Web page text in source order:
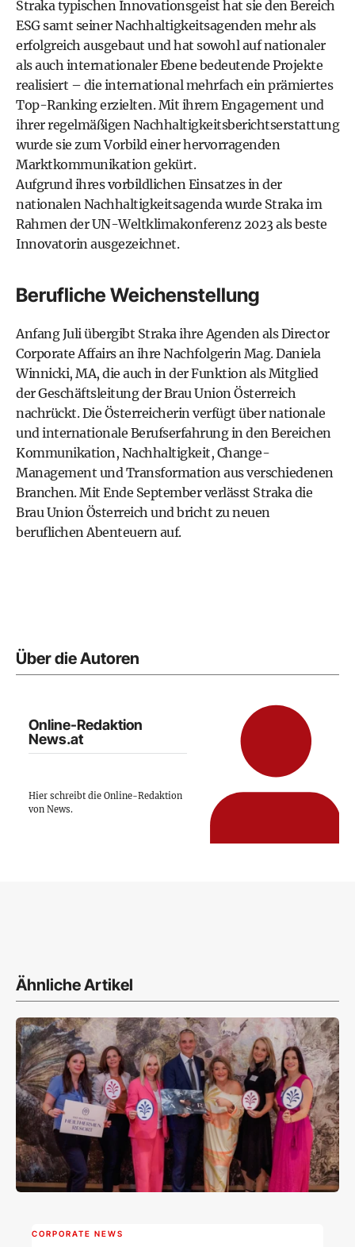
Straka typischen Innovationsgeist hat sie den Bereich
ESG samt seiner Nachhaltigkeitsagenden mehr als
erfolgreich ausgebaut und hat sowohl auf nationaler
als auch internationaler Ebene bedeutende Projekte
realisiert – die international mehrfach ein prämiertes
Top-Ranking erzielten. Mit ihrem Engagement und
ihrer regelmäßigen Nachhaltigkeitsberichtserstattung
wurde sie zum Vorbild einer hervorragenden
Marktkommunikation gekürt.
Aufgrund ihres vorbildlichen Einsatzes in der
nationalen Nachhaltigkeitsagenda wurde Straka im
Rahmen der UN-Weltklimakonferenz 2023 als beste
Innovatorin ausgezeichnet.
Berufliche Weichenstellung
Anfang Juli übergibt Straka ihre Agenden als Director
Corporate Affairs an ihre Nachfolgerin Mag. Daniela
Winnicki, MA, die auch in der Funktion als Mitglied
der Geschäftsleitung der Brau Union Österreich
nachrückt. Die Österreicherin verfügt über nationale
und internationale Berufserfahrung in den Bereichen
Kommunikation, Nachhaltigkeit, Change-
Management und Transformation aus verschiedenen
Branchen. Mit Ende September verlässt Straka die
Brau Union Österreich und bricht zu neuen
beruflichen Abenteuern auf.
Über die Autoren
Online-Redaktion
News.at
Hier schreibt die Online-Redaktion
von News.
Ähnliche Artikel
CORPORATE NEWS